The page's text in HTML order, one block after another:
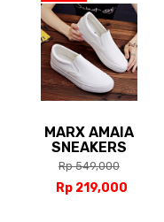
MARX AMAIA
SNEAKERS
Rp 549,000
Rp 219,000